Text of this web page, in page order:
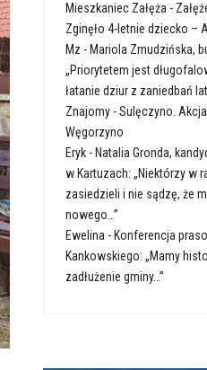
Mieszkaniec Załęża -
Zginęło 4-letnie dziecko –
Mz - Mariola Zmudzińska,
„Priorytetem jest
łatanie dziur z zaniedbań
Znajomy -Sulęczyno.
Węgorzyno
Eryk - Natalia Gronda,
w Kartuzach: „Niektórzy w
zasiedzieli i nie sądzę, że
nowego…”
Ewelina - Konferencja
Kankowskiego: „Mamy
zadłużenie gminy…”